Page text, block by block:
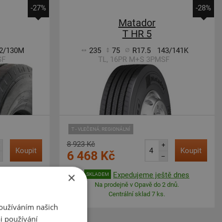
-27%
130M
Koupit
-28%
Matador
T HR 5
235 75 R17.5
143/141K
TL, 16PR M+S 3PMSF
T - VLEČENÁ, REGIONÁLNÍ
8 923 Kč
6 468 Kč
+
–
Koupit
SKLADEM Expedujeme ještě dnes
Na prodejně v Opavě do 2 dnů.
Centrální sklad 7 ks.
×
našich
používání